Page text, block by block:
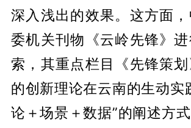
深入浅出的效果。这方面
委机关刊物《云岭先锋》
索，其重点栏目《先锋策
的创新理论在云南的生动实
论＋场景＋数据”的阐述方